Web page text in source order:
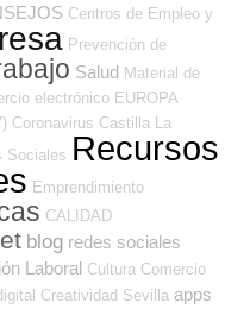
Centros de Empleo y
Prevención de
Salud Material de
electrónico EUROPA
Coronavirus Castilla La
Sociales Recursos
Emprendimiento
CALIDAD
blog redes sociales
Laboral Cultura Comercio
Creatividad Sevilla apps